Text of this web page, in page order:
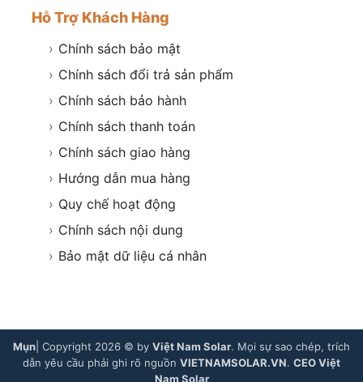
Hỗ Trợ Khách Hàng
› Chính sách bảo mật
› Chính sách đổi trả sản phẩm
› Chính sách bảo hành
› Chính sách thanh toán
› Chính sách giao hàng
› Hướng dẫn mua hàng
› Quy chế hoạt động
› Chính sách nội dung
› Bảo mật dữ liệu cá nhân
Mụn | Copyright 2026 © by Việt Nam Solar. Mọi sự sao chép, trích
dẫn yêu cầu phải ghi rõ nguồn VIETNAMSOLAR.VN. CEO Việt
Nam Solar